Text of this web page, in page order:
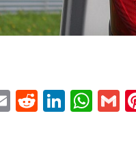
E
R
Li W G